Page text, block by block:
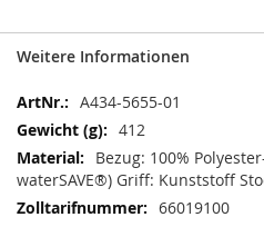
Weitere Informationen
Weitere
Informationen
A434-5655-01
412
Bezug: 100%
waterSAVE®) Griff: Kunststoff
66019100